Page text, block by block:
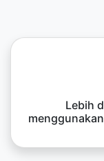
Lebih